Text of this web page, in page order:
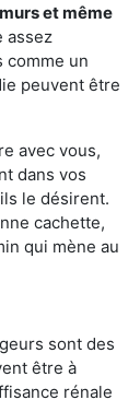
et même
assez
comme un
peuvent être
avec vous,
dans vos
le désirent.
cachette,
qui mène au
sont des
être à
rénale